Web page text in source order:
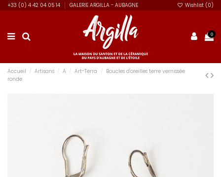
+33 (0) 4 42 04 05 14 GALERIE ARGILLA - AUBAGNE Wishlist (0)
0
Accueil Artisans A Art-Terra
Boucles d'oreilles terre vernissée
ronde